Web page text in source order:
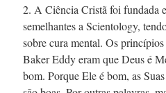
2. A Ciência Cristã foi fundada
semelhantes a Scientology,
sobre cura mental. Os
Baker Eddy eram que Deus é
bom. Porque Ele é bom, as